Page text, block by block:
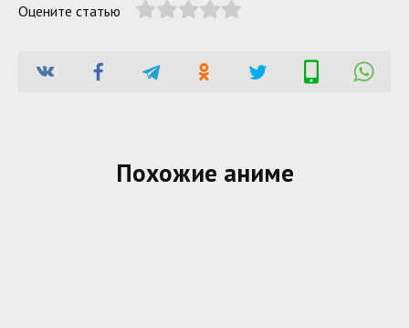
Оцените статью
Похожие аниме